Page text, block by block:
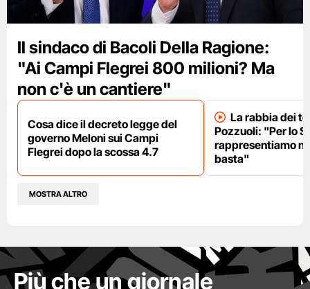
Il sindaco di Bacoli Della Ragione:
"Ai Campi Flegrei 800 milioni? Ma
non c'è un cantiere"
Cosa dice il decreto legge del
governo Meloni sui Campi
Flegrei dopo la scossa 4.7
La rabbia dei
Pozzuoli: "Per lo
rappresentiamo
basta"
MOSTRA ALTRO
Più che un giornale